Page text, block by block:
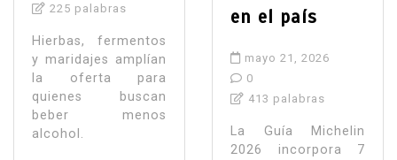
225 palabras
Hierbas, fermentos
y maridajes amplían
la oferta para
quienes buscan
beber menos
alcohol.
en el país
mayo 21, 2026
0
413 palabras
La Guía Michelin
2026 incorpora 7